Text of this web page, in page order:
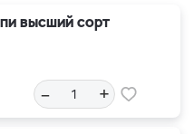
высший сорт
– +